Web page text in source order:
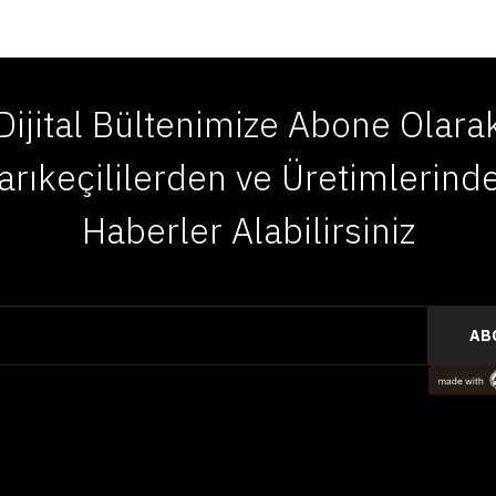
Bültenimize Abone
ve
Haberler Alabilirsiniz